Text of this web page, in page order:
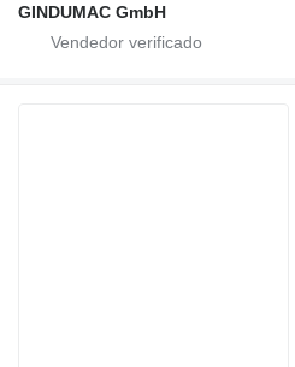
GINDUMAC GmbH